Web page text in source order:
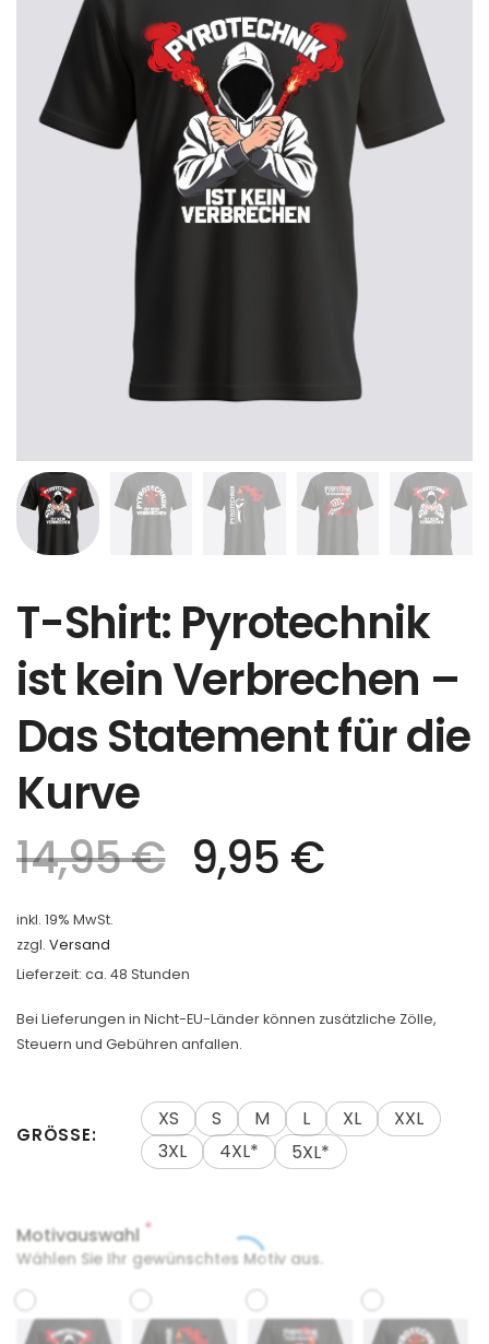
T-Shirt: Pyrotechnik
ist kein Verbrechen –
Das Statement für die
Kurve
14,95€ 9,95 €
inkl. 19% MwSt.
zzgl. Versand
Lieferzeit: ca. 48 Stunden
Bei Lieferungen in Nicht-EU-Länder können zusätzliche Zölle,
Steuern und Gebühren anfallen.
GRÖSSE
XS S M L XL
XXL
3XL
4XL* 5XL*
Motivauswahl *
Wählen Sie Ihr gewünschtes Motiv aus.